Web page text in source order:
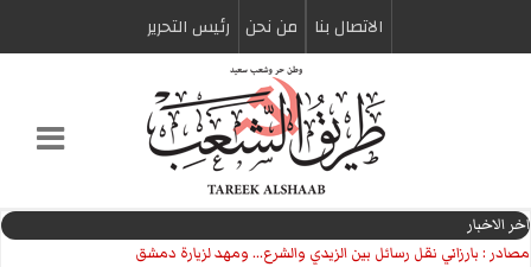
الاتصال بنا من نحن رئیس التحریر
اخر الاخبار
مصادر : بارزاني نقل رسائل بين الزيدي والشرع... ومهد لزيارة دمشق